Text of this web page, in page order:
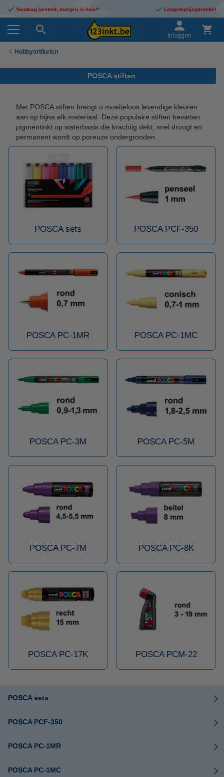
Vandaag besteld, morgen in huis!* Laagsteprijsgarantie!
Inloggen
Hobbyartikelen
POSCA stiften
Met POSCA stiften brengt u moeiteloos levendige kleuren
aan op bijna elk materiaal. Deze populaire stiften bevatten
pigmentinkt op waterbasis die krachtig dekt, snel droogt en
permanent wordt op poreuze ondergronden.
POSCA sets POSCA PCF-350
POSCA PC-1MR POSCA PC-1MC
POSCA PC-3M POSCA PC-5M
POSCA PC-7M POSCA PC-8K
POSCA PC-17K POSCA PCM-22
POSCA sets
POSCA PCF-350
POSCA PC-1MR
POSCA PC-1MC